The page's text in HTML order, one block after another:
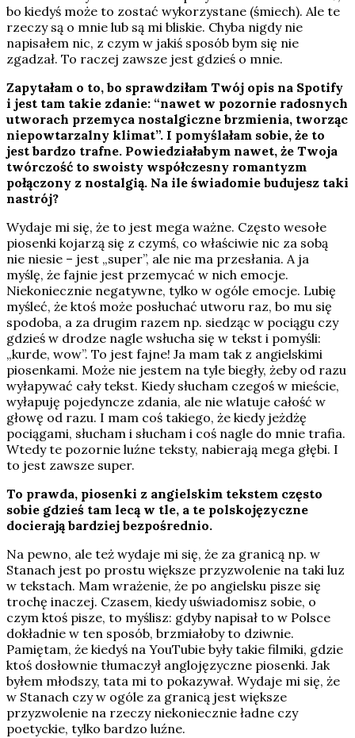
bo kiedyś może to zostać wykorzystane (śmiech). Ale te
rzeczy są o mnie lub są mi bliskie. Chyba nigdy nie
napisałem nic, z czym w jakiś sposób bym się nie
zgadzał. To raczej zawsze jest gdzieś o mnie.
Zapytałam o to, bo sprawdziłam Twój opis na Spotify
i jest tam takie zdanie: “nawet w pozornie radosnych
utworach przemyca nostalgiczne brzmienia, tworząc
niepowtarzalny klimat”. I pomyślałam sobie, że to
jest bardzo trafne. Powiedziałabym nawet, że Twoja
twórczość to swoisty współczesny romantyzm
połączony z nostalgią. Na ile świadomie budujesz taki
nastrój?
Wydaje mi się, że to jest mega ważne. Często wesołe
piosenki kojarzą się z czymś, co właściwie nic za sobą
nie niesie – jest „super”, ale nie ma przesłania. A ja
myślę, że fajnie jest przemycać w nich emocje.
Niekoniecznie negatywne, tylko w ogóle emocje. Lubię
myśleć, że ktoś może posłuchać utworu raz, bo mu się
spodoba, a za drugim razem np. siedząc w pociągu czy
gdzieś w drodze nagle wsłucha się w tekst i pomyśli:
„kurde, wow”. To jest fajne! Ja mam tak z angielskimi
piosenkami. Może nie jestem na tyle biegły, żeby od razu
wyłapywać cały tekst. Kiedy słucham czegoś w mieście,
wyłapuję pojedyncze zdania, ale nie wlatuje całość w
głowę od razu. I mam coś takiego, że kiedy jeżdżę
pociągami, słucham i słucham i coś nagle do mnie trafia.
Wtedy te pozornie luźne teksty, nabierają mega głębi. I
to jest zawsze super.
To prawda, piosenki z angielskim tekstem często
sobie gdzieś tam lecą w tle, a te polskojęzyczne
docierają bardziej bezpośrednio.
Na pewno, ale też wydaje mi się, że za granicą np. w
Stanach jest po prostu większe przyzwolenie na taki luz
w tekstach. Mam wrażenie, że po angielsku pisze się
trochę inaczej. Czasem, kiedy uświadomisz sobie, o
czym ktoś pisze, to myślisz: gdyby napisał to w Polsce
dokładnie w ten sposób, brzmiałoby to dziwnie.
Pamiętam, że kiedyś na YouTubie były takie filmiki, gdzie
ktoś dosłownie tłumaczył anglojęzyczne piosenki. Jak
byłem młodszy, tata mi to pokazywał. Wydaje mi się, że
w Stanach czy w ogóle za granicą jest większe
przyzwolenie na rzeczy niekoniecznie ładne czy
poetyckie, tylko bardzo luźne.